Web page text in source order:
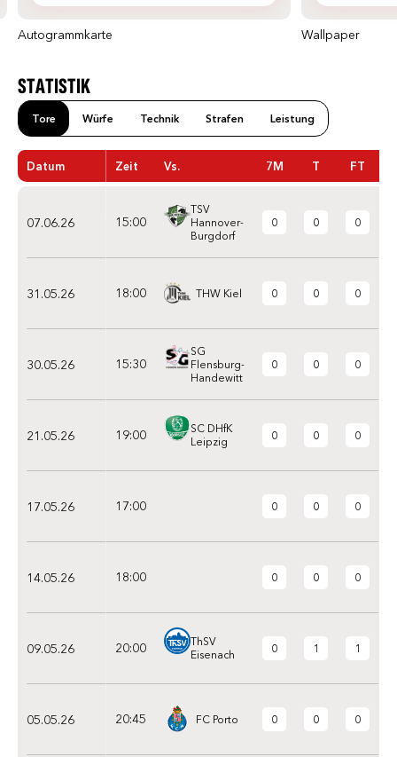
Autogrammkarte Wallpaper
STATISTIK
Tore Würfe Technik Strafen Leistung
Datum Zeit Vs. 7M T FT
07.06.26 15:00
TSV
Hannover-
Burgdorf
0 0 0
31.05.26 18:00 THW Kiel 0 0 0
30.05.26 15:30
SG
Flensburg-
Handewitt
0 0 0
21.05.26 19:00
SC DHfK
Leipzig
0 0 0
17.05.26 17:00 0 0 0
14.05.26 18:00 0 0 0
09.05.26 20:00
ThSV
Eisenach
0 1 1
05.05.26 20:45 FC Porto 0 0 0